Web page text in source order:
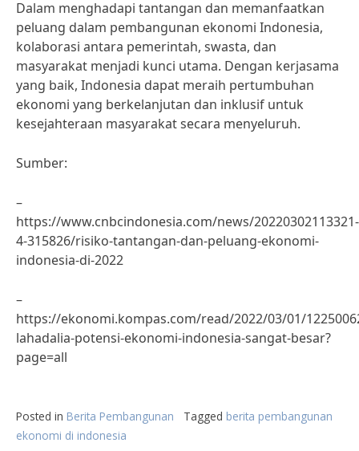
Dalam menghadapi tantangan dan memanfaatkan
peluang dalam pembangunan ekonomi Indonesia,
kolaborasi antara pemerintah, swasta, dan
masyarakat menjadi kunci utama. Dengan kerjasama
yang baik, Indonesia dapat meraih pertumbuhan
ekonomi yang berkelanjutan dan inklusif untuk
kesejahteraan masyarakat secara menyeluruh.
Sumber:
–
https://www.cnbcindonesia.com/news/20220302113321-
4-315826/risiko-tantangan-dan-peluang-ekonomi-
indonesia-di-2022
–
https://ekonomi.kompas.com/read/2022/03/01/
lahadalia-potensi-ekonomi-indonesia-sangat-besar?
page=all
Posted in Berita Pembangunan Tagged berita pembangunan
ekonomi di indonesia